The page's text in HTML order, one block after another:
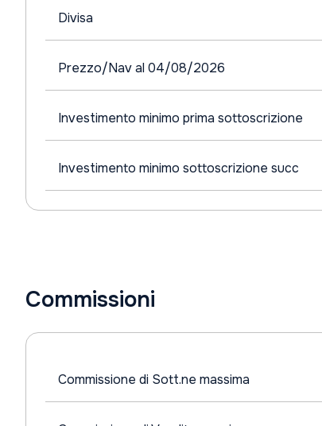
Divisa
Prezzo/Nav al 04/08/2026
Investimento minimo prima sottoscrizione
Investimento minimo sottoscrizione succ
Commissioni
Commissione di Sott.ne massima